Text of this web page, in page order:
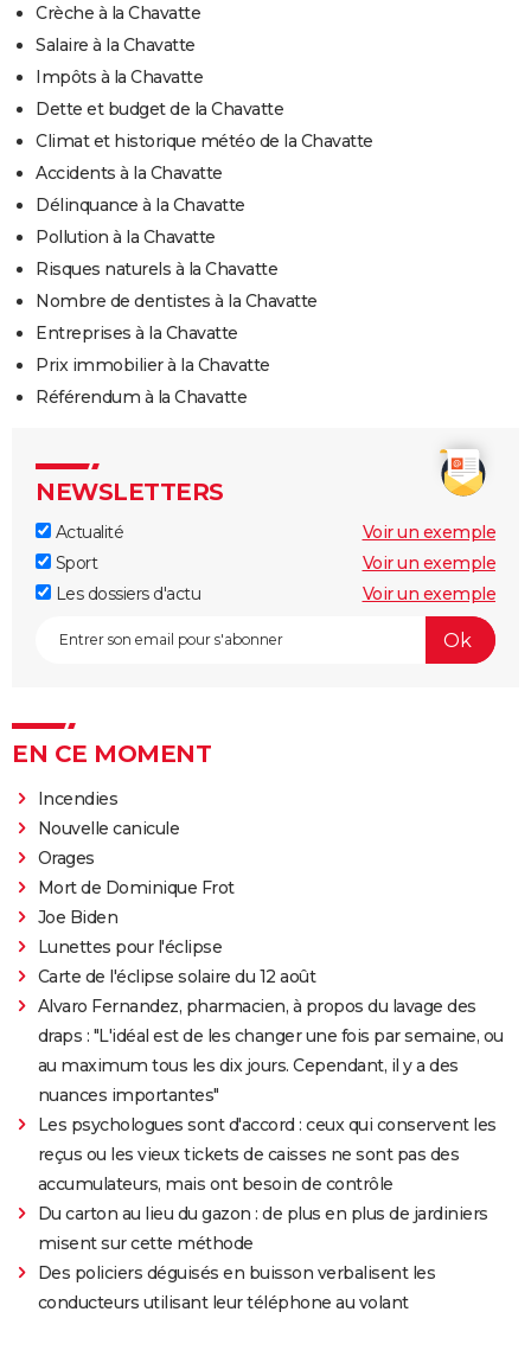
Crèche à la Chavatte
Salaire à la Chavatte
Impôts à la Chavatte
Dette et budget de la Chavatte
Climat et historique météo de la Chavatte
Accidents à la Chavatte
Délinquance à la Chavatte
Pollution à la Chavatte
Risques naturels à la Chavatte
Nombre de dentistes à la Chavatte
Entreprises à la Chavatte
Prix immobilier à la Chavatte
Référendum à la Chavatte
NEWSLETTERS
Actualité
Voir un exemple
Sport
Voir un exemple
Les dossiers d'actu
Voir un exemple
EN CE MOMENT
Incendies
Nouvelle canicule
Orages
Mort de Dominique Frot
Joe Biden
Lunettes pour l'éclipse
Carte de l'éclipse solaire du 12 août
Alvaro Fernandez, pharmacien, à propos du lavage des
draps : "L'idéal est de les changer une fois par semaine, ou
au maximum tous les dix jours. Cependant, il y a des
nuances importantes"
Les psychologues sont d'accord : ceux qui conservent les
reçus ou les vieux tickets de caisses ne sont pas des
accumulateurs, mais ont besoin de contrôle
Du carton au lieu du gazon : de plus en plus de jardiniers
misent sur cette méthode
Des policiers déguisés en buisson verbalisent les
conducteurs utilisant leur téléphone au volant